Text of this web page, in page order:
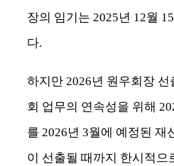
장의 임기는 2025년 12월 15
다.
하지만 2026년 원우회장
회 업무의 연속성을 위해
를 2026년 3월에 예정된 재
이 선출될 때까지 한시적으